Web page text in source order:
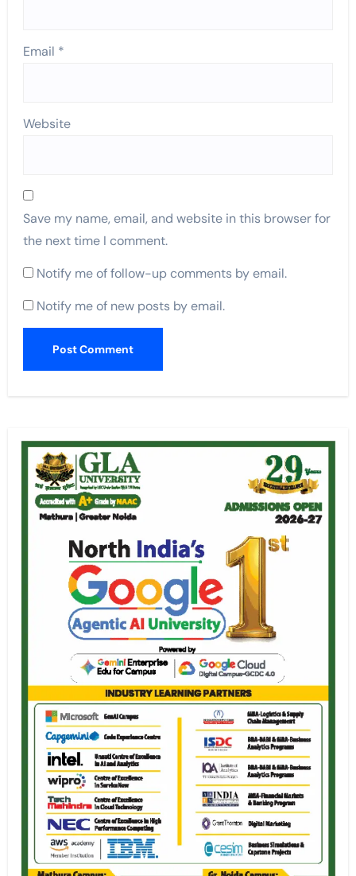
Email *
Website
Save my name, email, and website in this browser for
the next time I comment.
Notify me of follow-up comments by email.
Notify me of new posts by email.